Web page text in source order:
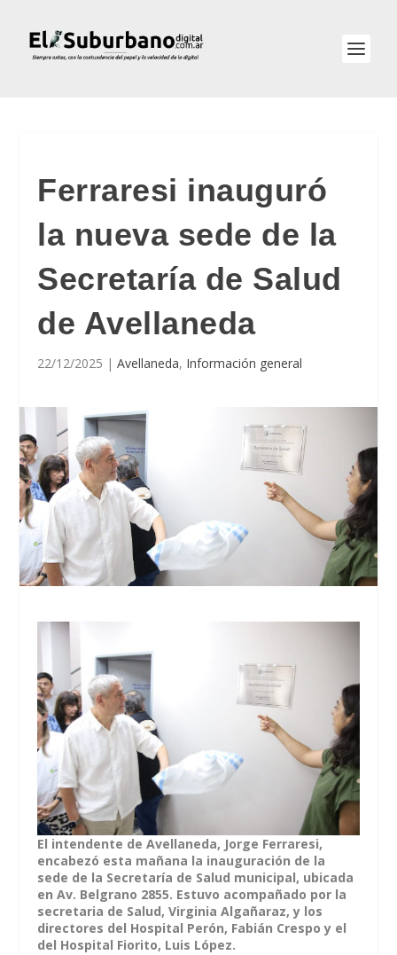
Ferraresi inauguró
la nueva sede de la
Secretaría de Salud
de Avellaneda
22/12/2025 |Avellaneda, Información general
El intendente de Avellaneda, Jorge Ferraresi,
encabezó esta mañana la inauguración de la
sede de la Secretaría de Salud municipal, ubicada
en Av. Belgrano 2855. Estuvo acompañado por la
secretaria de Salud, Virginia Algañaraz, y los
directores del Hospital Perón, Fabián Crespo y el
del Hospital Fiorito, Luis López.